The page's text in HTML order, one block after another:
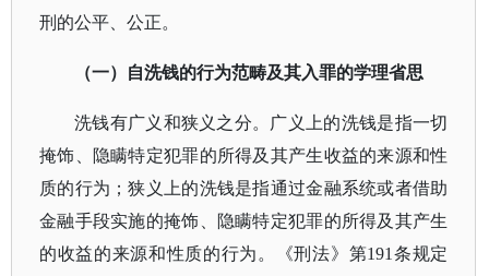
刑的公平、公正。
（一）自洗钱的行为范畴及其入罪的学理省思
洗钱有广义和狭义之分。广义上的洗钱是指一切
掩饰、隐瞒特定犯罪的所得及其产生收益的来源和性
质的行为；狭义上的洗钱是指通过金融系统或者借助
金融手段实施的掩饰、隐瞒特定犯罪的所得及其产生
的收益的来源和性质的行为。《刑法》第191条规定